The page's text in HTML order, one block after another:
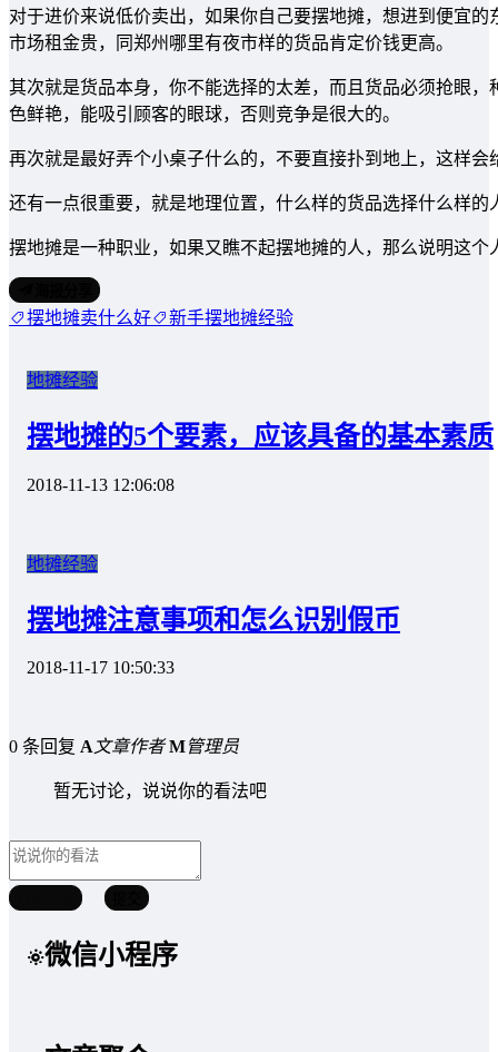
对于进价来说低价卖出，如果你自己要摆地摊，想进到便宜
市场租金贵，同郑州哪里有夜市样的货品肯定价钱更高。
其次就是货品本身，你不能选择的太差，而且货品必须抢眼
色鲜艳，能吸引顾客的眼球，否则竞争是很大的。
再次就是最好弄个小桌子什么的，不要直接扑到地上，这样
还有一点很重要，就是地理位置，什么样的货品选择什么样
摆地摊是一种职业，如果又瞧不起摆地摊的人，那么说明这个
摆地摊卖什么好 新手摆地摊经验
地摊经验
摆地摊的5个要素，应该具备的基本素质
2018-11-13 12:06:08
地摊经验
摆地摊注意事项和怎么识别假币
2018-11-17 10:50:33
0 条回复 A文章作者 M管理员
暂无讨论，说说你的看法吧
微信小程序